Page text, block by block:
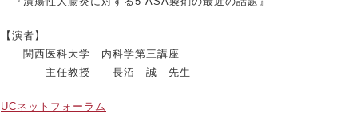
【演者】
関西医科大学 内科学第三講座
主任教授 長沼 誠 先生
UCネットフォーラム